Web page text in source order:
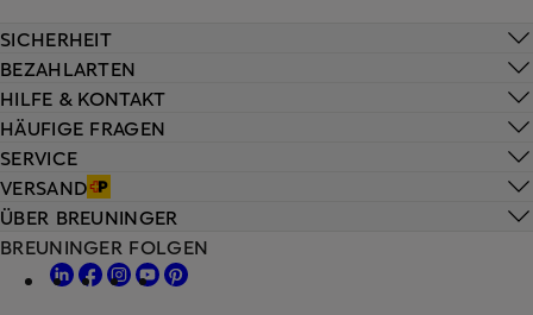
HILFE & KONTAKT
HÄUFIGE FRAGEN
SERVICE
VERSAND
SICHERHEIT
BEZAHLARTEN
ÜBER BREUNINGER
BREUNINGER FOLGEN